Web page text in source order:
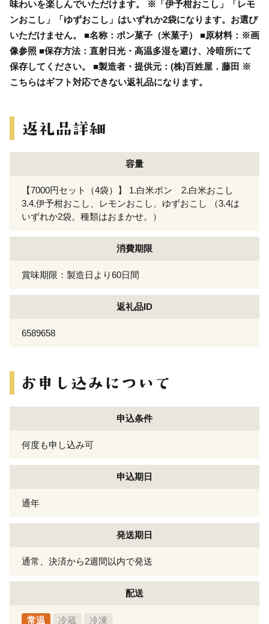
味わいを楽しんでいただけます。 ※「伊予柑おこし」「レモ
ンおこし」「ゆずおこし」はいずれか2袋になります。お選び
いただけません。 ■名称：ポン菓子（米菓子） ■原材料：※画
像参照 ■保存方法：直射日光・高温多湿を避け、冷暗所にて
保存してください。 ■製造者・提供元：(株)百姓屋．藤田 ※
こちらはギフト対応できない返礼品になります。
容量
【7000円セット（4袋）】 1.白米ポン 2.白米おこし
3.4.伊予柑おこし、レモンおこし、ゆずおこし （3.4は
いずれか2袋。種類はおまかせ。）
消費期限
賞味期限：製造日より60日間
返礼品ID
6589658
申込条件
何度も申し込み可
申込期日
通年
発送期日
通常、決済から2週間以内で発送
配送
常温 冷蔵 冷凍